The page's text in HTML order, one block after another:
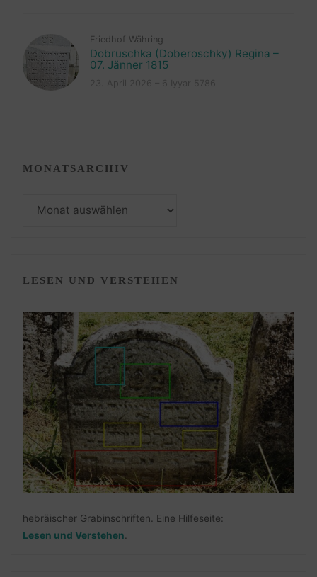
Friedhof Währing
Dobruschka (Doberoschky) Regina –
07. Jänner 1815
MONATSARCHIV
Monatsarchiv
LESEN UND VERSTEHEN
hebräischer Grabinschriften. Eine Hilfeseite:
Lesen und Verstehen